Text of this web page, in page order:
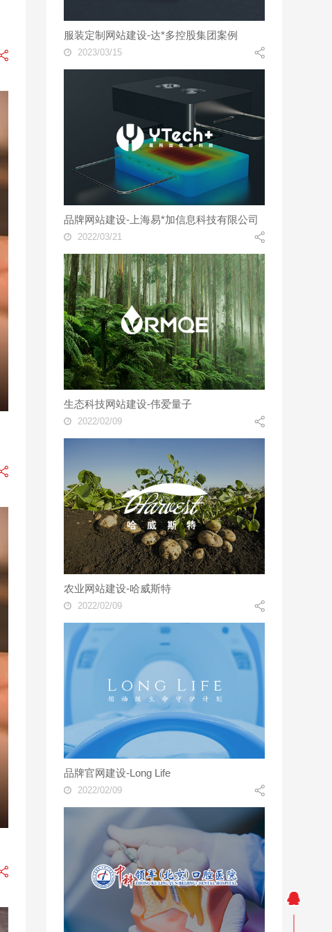
服装定制网站建设-达*多控股集团案例
2023/03/15
品牌网站建设-上海易*加信息科技有限公司
2022/03/21
生态科技网站建设-伟爱量子
2022/02/09
农业网站建设-哈威斯特
2022/02/09
品牌官网建设-Long Life
2022/02/09